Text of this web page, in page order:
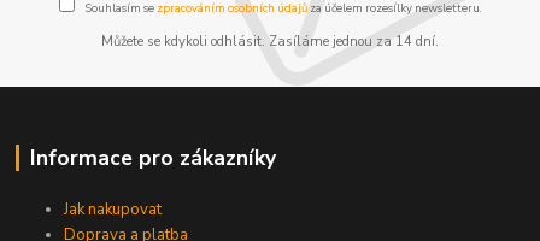
Souhlasím se zpracováním osobních údajůza účelem rozesílky newsletteru.
Můžete se kdykoli odhlásit. Zasíláme jednou za 14 dní.
Informace pro zákazníky
Jak nakupovat
Doprava a platba